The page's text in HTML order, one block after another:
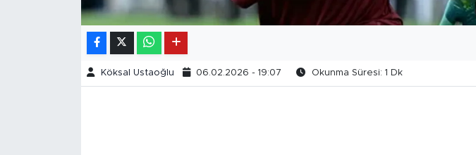
Köksal Ustaoğlu 06.02.2026 - 19:07 Okunma Süresi: 1 Dk